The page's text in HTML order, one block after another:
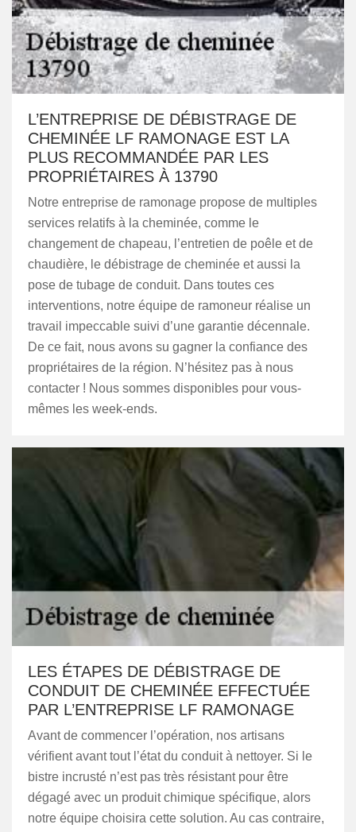
L’ENTREPRISE DE DÉBISTRAGE DE
CHEMINÉE LF RAMONAGE EST LA
PLUS RECOMMANDÉE PAR LES
PROPRIÉTAIRES À 13790
Notre entreprise de ramonage propose de multiples
services relatifs à la cheminée, comme le
changement de chapeau, l’entretien de poêle et de
chaudière, le débistrage de cheminée et aussi la
pose de tubage de conduit. Dans toutes ces
interventions, notre équipe de ramoneur réalise un
travail impeccable suivi d’une garantie décennale.
De ce fait, nous avons su gagner la confiance des
propriétaires de la région. N’hésitez pas à nous
contacter ! Nous sommes disponibles pour vous-
mêmes les week-ends.
LES ÉTAPES DE DÉBISTRAGE DE
CONDUIT DE CHEMINÉE EFFECTUÉE
PAR L’ENTREPRISE LF RAMONAGE
Avant de commencer l’opération, nos artisans
vérifient avant tout l’état du conduit à nettoyer. Si le
bistre incrusté n’est pas très résistant pour être
dégagé avec un produit chimique spécifique, alors
notre équipe choisira cette solution. Au cas contraire,